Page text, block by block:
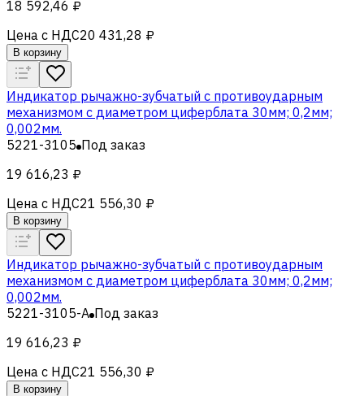
18 592,46 ₽
Цена с НДС20 431,28 ₽
В корзину
Индикатор рычажно-зубчатый с противоударным
механизмом с диаметром циферблата 30мм; 0,2мм;
0,002мм.
5221-3105 Под заказ
19 616,23 ₽
Цена с НДС21 556,30 ₽
В корзину
Индикатор рычажно-зубчатый с противоударным
механизмом с диаметром циферблата 30мм; 0,2мм;
0,002мм.
5221-3105-A Под заказ
19 616,23 ₽
Цена с НДС21 556,30 ₽
В корзину